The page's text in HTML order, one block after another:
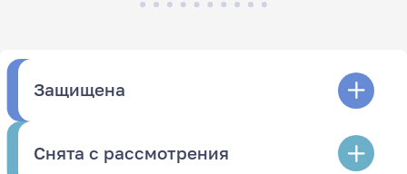
Защищена
Снята с рассмотрения